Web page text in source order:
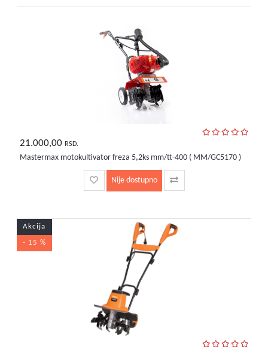
21.000,00 RSD.
Mastermax motokultivator freza 5,2ks mm/tt-400 ( MM/GC5170 )
Nije dostupno
Akcija
- 15 %